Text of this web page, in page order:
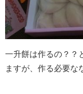
一升餅は作るの？？
ますが、作る必要な